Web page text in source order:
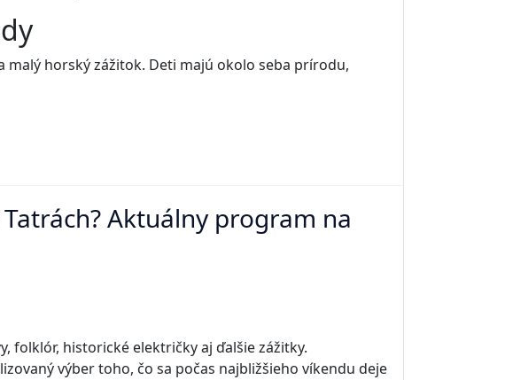
malý horský zážitok. Deti majú okolo seba prírodu,
Aktuálny program na
folklór, historické električky aj ďalšie zážitky.
výber toho, čo sa počas najbližšieho víkendu deje